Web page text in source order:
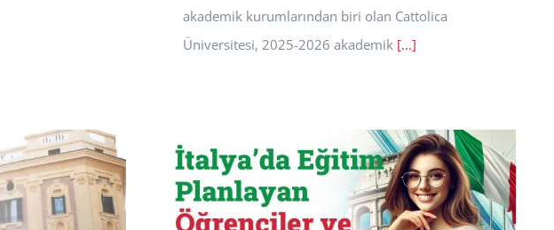
akademik kurumlarından biri olan Cattolica
Üniversitesi, 2025-2026 akademik [...]